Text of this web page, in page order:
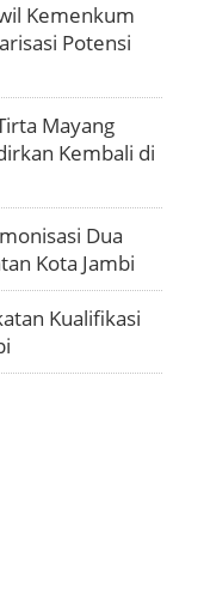
Kemenkum
Potensi
Mayang
Kembali di
Dua
Kota Jambi
Kualifikasi